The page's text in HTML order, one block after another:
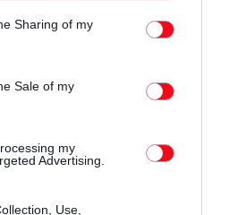
Sharing of my
Sale of my
my
Advertising.
Use,
ενώ σε κάθε περίπτωση δεν
Κρύας Βρύσης που ως ο πιο
ήταν η αντίπαλος ομάδα στην
περιθώριο 48 ωρών.
κατατεθεί και λάβει αριθμό
έγινε επισήμως μόνο από το